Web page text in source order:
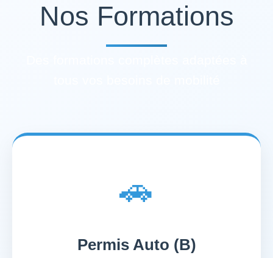
Nos Formations
🚗
Permis Auto (B)